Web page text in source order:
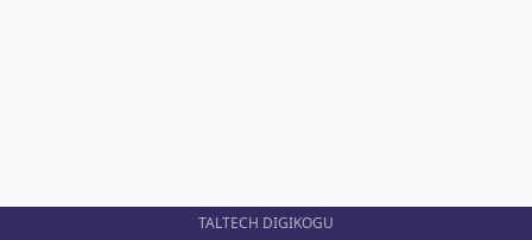
TALTECH DIGIKOGU